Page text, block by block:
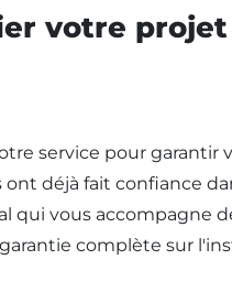
votre
service pour garantir
déjà fait confiance
vous accompagne
complète sur